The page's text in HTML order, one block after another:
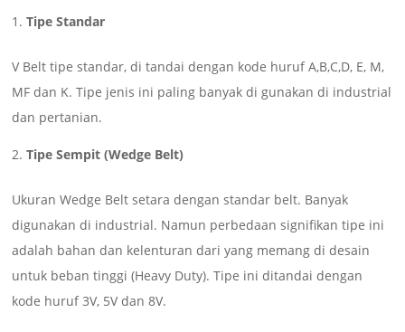
Tipe Standar
V Belt tipe standar, di tandai dengan kode huruf A,B,C,D, E, M,
MF dan K. Tipe jenis ini paling banyak di gunakan di industrial
dan pertanian.
Tipe Sempit (Wedge Belt)
Ukuran Wedge Belt setara dengan standar belt. Banyak
digunakan di industrial. Namun perbedaan signifikan tipe ini
adalah bahan dan kelenturan dari yang memang di desain
untuk beban tinggi (Heavy Duty). Tipe ini ditandai dengan
kode huruf 3V, 5V dan 8V.